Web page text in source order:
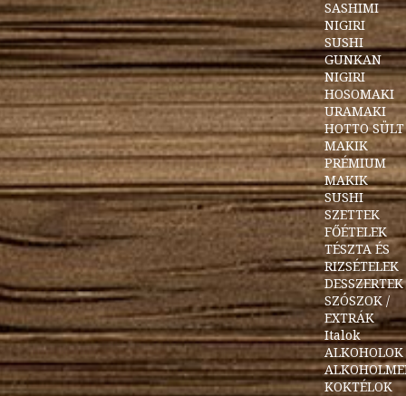
SASHIMI
NIGIRI
SUSHI
GUNKAN
NIGIRI
HOSOMAKI
URAMAKI
HOTTO SÜLT
MAKIK
PRÉMIUM
MAKIK
SUSHI
SZETTEK
FŐÉTELEK
TÉSZTA ÉS
RIZSÉTELEK
DESSZERTEK
SZÓSZOK /
EXTRÁK
Italok
ALKOHOLOK
KOKTÉLOK